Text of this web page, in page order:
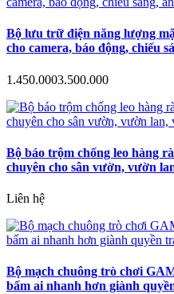
Bộ lưu trữ điện năng lượng
cho camera, báo động, chiếu
1.450.0003.500.000
Bộ báo trộm chống leo hàng
chuyên cho sân vườn, vườn
Liên hệ
Bộ mạch chuông trò chơi
bấm ai nhanh hơn giành